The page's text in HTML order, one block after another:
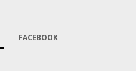
FACEBOOK